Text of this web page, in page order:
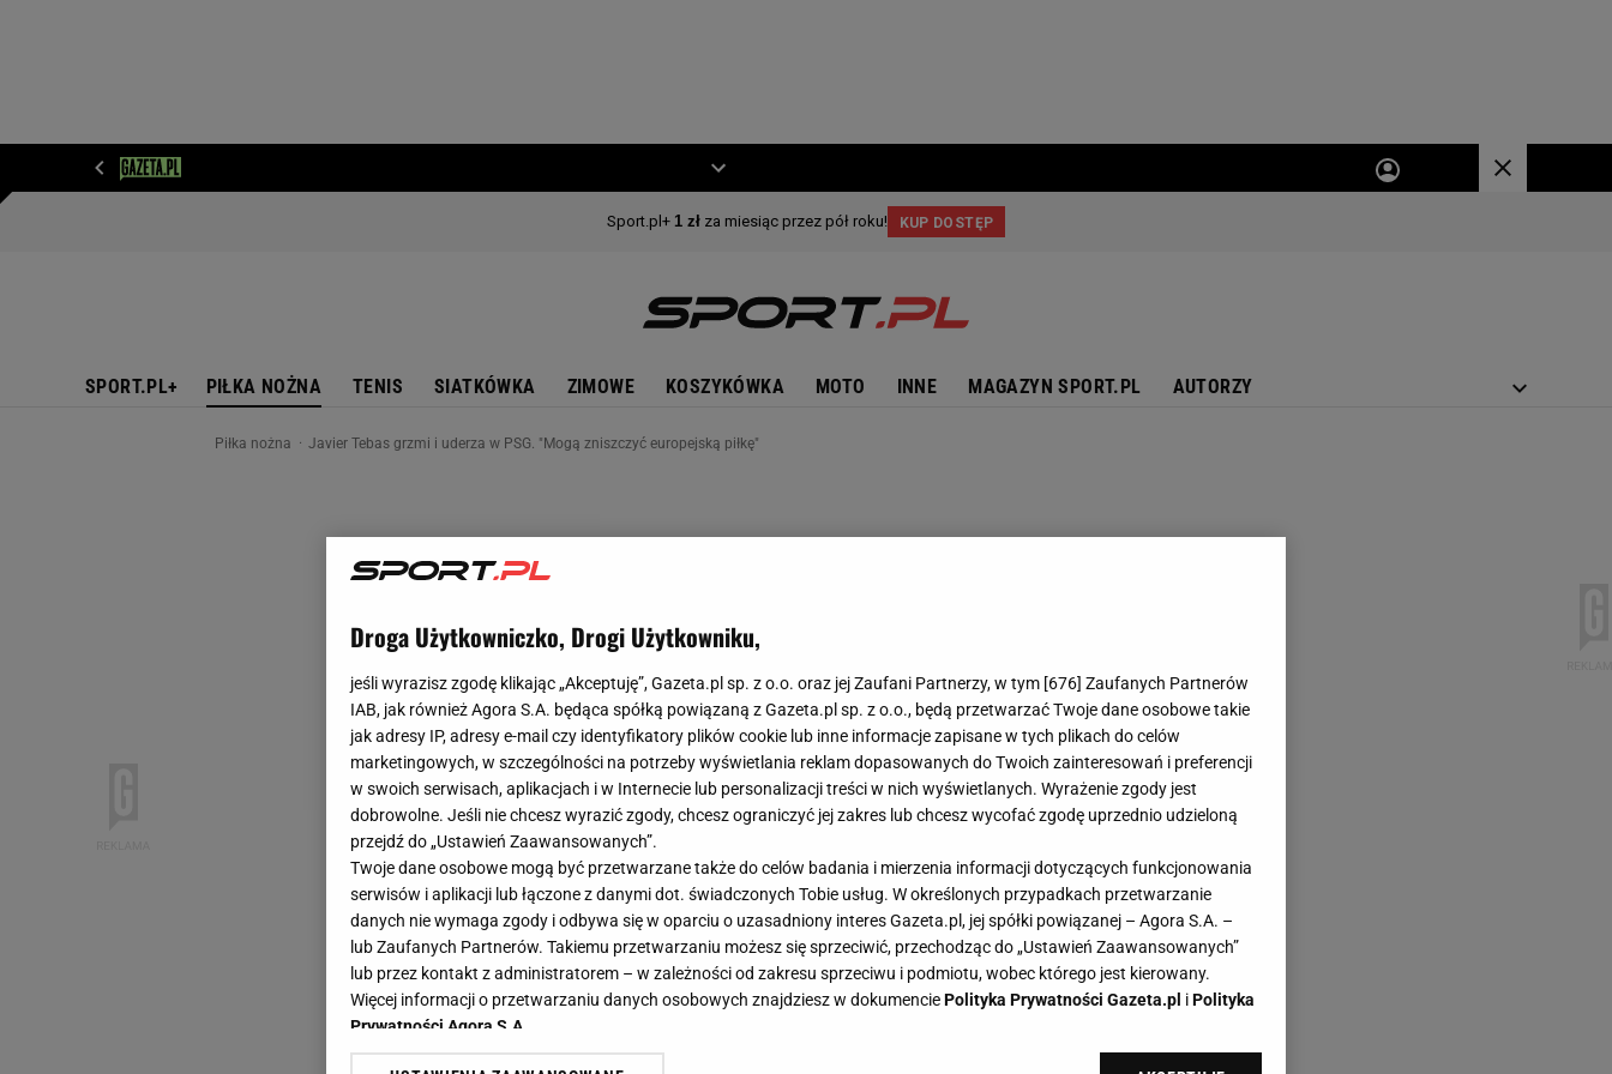
SPORT.PL+ PIŁKA NOŻNA TENIS SIATKÓWKA ZIMOWE KOSZYKÓWKA MOTO INNE MAGAZYN SPORT.PL AUTORZY
Piłka nożna Javier Tebas grzmi i uderza w PSG. "Mogą zniszczyć europejską piłkę"
Droga Użytkowniczko, Drogi Użytkowniku,
jeśli wyrazisz zgodę klikając „Akceptuję”, Gazeta.pl sp. z o.o. oraz jej Zaufani Partnerzy, w tym [676] Zaufanych Partnerów
IAB, jak również Agora S.A. będąca spółką powiązaną z Gazeta.pl sp. z o.o., będą przetwarzać Twoje dane osobowe takie
jak adresy IP, adresy e-mail czy identyfikatory plików cookie lub inne informacje zapisane w tych plikach do celów
marketingowych, w szczególności na potrzeby wyświetlania reklam dopasowanych do Twoich zainteresowań i preferencji
w swoich serwisach, aplikacjach i w Internecie lub personalizacji treści w nich wyświetlanych. Wyrażenie zgody jest
dobrowolne. Jeśli nie chcesz wyrazić zgody, chcesz ograniczyć jej zakres lub chcesz wycofać zgodę uprzednio udzieloną
przejdź do „Ustawień Zaawansowanych”.
Twoje dane osobowe mogą być przetwarzane także do celów badania i mierzenia informacji dotyczących funkcjonowania
serwisów i aplikacji lub łączone z danymi dot. świadczonych Tobie usług. W określonych przypadkach przetwarzanie
danych nie wymaga zgody i odbywa się w oparciu o uzasadniony interes Gazeta.pl, jej spółki powiązanej – Agora S.A. –
lub Zaufanych Partnerów. Takiemu przetwarzaniu możesz się sprzeciwić, przechodząc do „Ustawień Zaawansowanych”
lub przez kontakt z administratorem – w zależności od zakresu sprzeciwu i podmiotu, wobec którego jest kierowany.
Więcej informacji o przetwarzaniu danych osobowych znajdziesz w dokumenciePolityka Prywatności Gazeta.pl iPolityka
Prywatności Agora S.A.